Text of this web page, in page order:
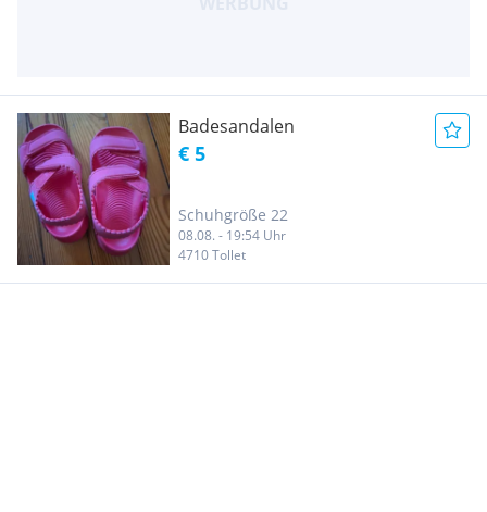
Badesandalen
€ 5
Schuhgröße 22
08.08. - 19:54 Uhr
4710 Tollet